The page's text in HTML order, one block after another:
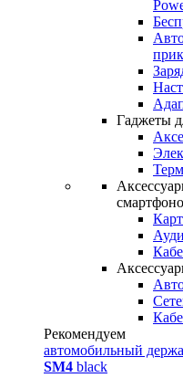
Гаджеты
Рекомендуем
автомобильный
SM4 black